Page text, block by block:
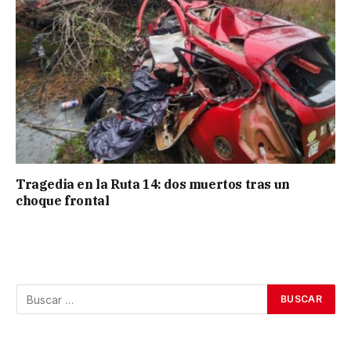
Tragedia en la Ruta 14: dos muertos tras un
choque frontal